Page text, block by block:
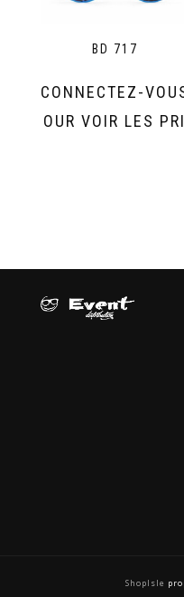
BD 717
CONNECTEZ-
POUR VOIR LES
ShopIsle